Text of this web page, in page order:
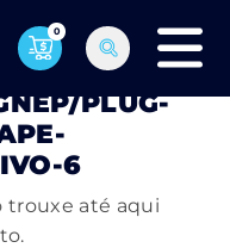
0
PLUG-
6
trouxe até aqui